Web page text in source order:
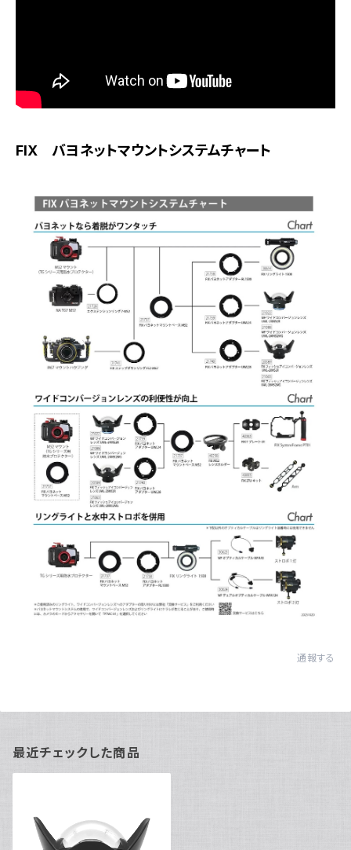
FIX バヨネットマウントシステムチャート
通報する
最近チェックした商品